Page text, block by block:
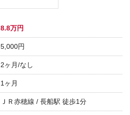
8.8万円
5,000円
2ヶ月/なし
1ヶ月
ＪＲ赤穂線 / 長船駅 徒歩1分